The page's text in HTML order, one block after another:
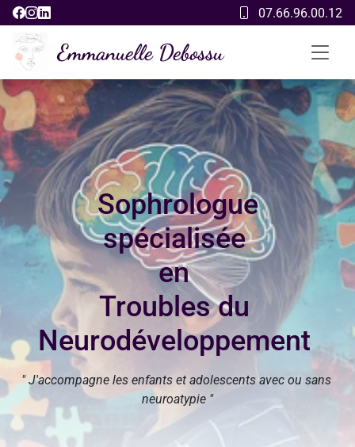
07.66.96.00.12
Emmanuelle Debossu
Sophrologue
spécialisée
en
Troubles du
Neurodéveloppement
" J'accompagne les enfants et adolescents avec ou sans
neuroatypie "